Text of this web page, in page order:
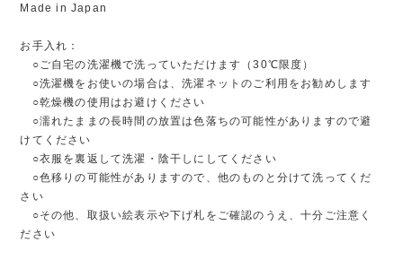
Made in Japan
お手入れ：
○ご自宅の洗濯機で洗っていただけます（30℃限度）
○洗濯機をお使いの場合は、洗濯ネットのご利用をお勧めします
○乾燥機の使用はお避けください
○濡れたままの長時間の放置は色落ちの可能性がありますので避
けてください
○衣服を裏返して洗濯・陰干しにしてください
○色移りの可能性がありますので、他のものと分けて洗ってくだ
さい
○その他、取扱い絵表示や下げ札をご確認のうえ、十分ご注意く
ださい